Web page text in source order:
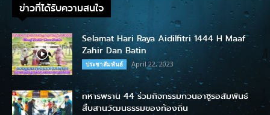
ข่าวที่ได้รับความสนใจ
Selamat Hari Raya Aidilfitri 1444 H Maaf
Zahir Dan Batin
ประชาสัมพันธ์ April 22, 2023
ทหารพราน 44 ร่วมกิจกรรมกวนอาซูรอสัมพันธ์
สืบสานวัฒนธรรมของท้องถิ่น